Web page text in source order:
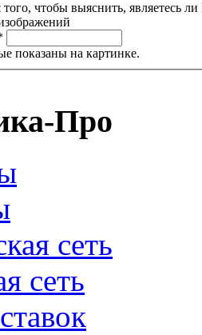
того, чтобы выяснить, являетесь
показаны на картинке.
Про
сеть
сеть